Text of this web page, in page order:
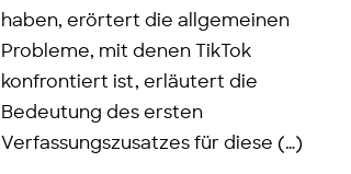
haben, erörtert die allgemeinen
Probleme, mit denen TikTok
konfrontiert ist, erläutert die
Bedeutung des ersten
Verfassungszusatzes für diese (…)